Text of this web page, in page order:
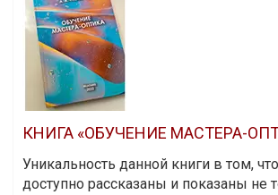
КНИГА «ОБУЧЕНИЕ МАСТЕРА-
Уникальность данной книги в том,
доступно рассказаны и показаны не